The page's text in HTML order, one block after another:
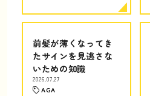
前髪が薄くなってき
たサインを見逃さな
いための知識
2026.07.27
AGA